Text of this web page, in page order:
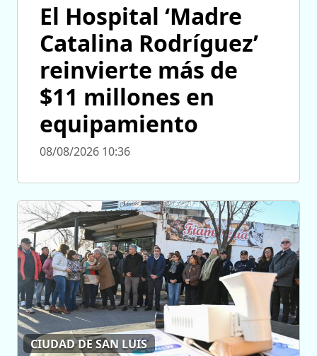
El Hospital ‘Madre
Catalina Rodríguez’
reinvierte más de
$11 millones en
equipamiento
08/08/2026 10:36
CIUDAD DE SAN LUIS